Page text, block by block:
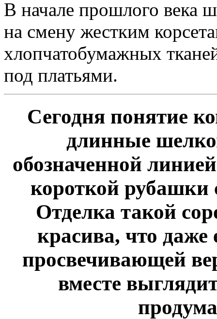
В начале прошлого века
на смену жестким
хлопчатобумажных
под платьями.
Сегодня понятие
длинные
обозначенной
короткой
Отделка такой
красива, что даже
просвечивающей
вместе